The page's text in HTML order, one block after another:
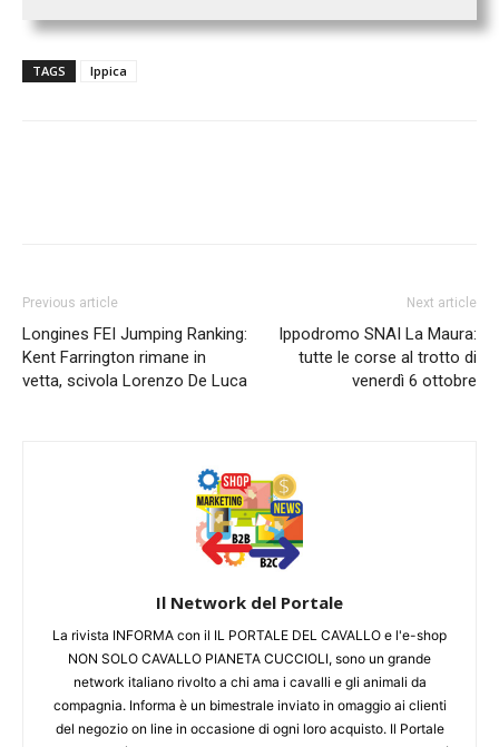
TAGS Ippica
Previous article
Longines FEI Jumping Ranking:
Kent Farrington rimane in
vetta, scivola Lorenzo De Luca
Next article
Ippodromo SNAI La Maura:
tutte le corse al trotto di
venerdì 6 ottobre
Il Network del Portale
La rivista INFORMA con il IL PORTALE DEL CAVALLO e l'e-shop
NON SOLO CAVALLO PIANETA CUCCIOLI, sono un grande
network italiano rivolto a chi ama i cavalli e gli animali da
compagnia. Informa è un bimestrale inviato in omaggio ai clienti
del negozio on line in occasione di ogni loro acquisto. Il Portale